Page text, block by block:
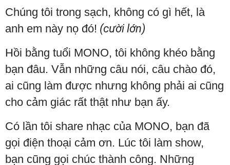
Chúng tôi trong sạch, không có gì hết, là
anh em này nọ đó! (cười lớn)
Hồi bằng tuổi MONO, tôi không khéo bằng
bạn đâu. Vẫn những câu nói, câu chào đó,
ai cũng làm được nhưng không phải ai cũng
cho cảm giác rất thật như bạn ấy.
Có lần tôi share nhạc của MONO, bạn đã
gọi điện thoại cảm ơn. Lúc tôi làm show,
bạn cũng gọi chúc thành công. Những